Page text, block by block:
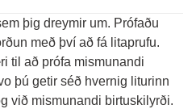
þig dreymir um. Prófaðu
með því að fá litaprufu.
til að prófa mismunandi
þú getir séð hvernig liturinn
við mismunandi birtuskilyrði.